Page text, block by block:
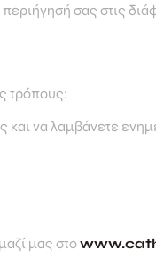
σας στις
τρόπους:
και να λαμβάνετε
μας στο